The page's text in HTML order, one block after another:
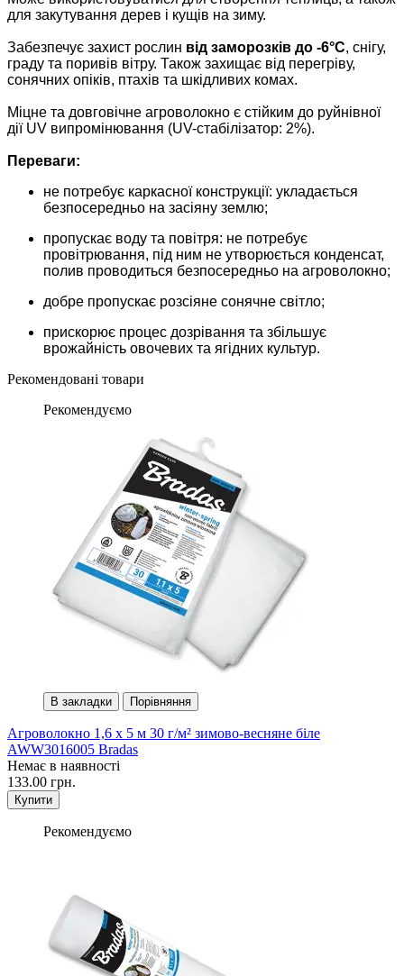
для закутування дерев і кущів на зиму.
Забезпечує захист рослин від заморозків до -6°C, снігу,
граду та поривів вітру. Також захищає від перегріву,
сонячних опіків, птахів та шкідливих комах.
Міцне та довговічне агроволокно є стійким до руйнівної
дії UV випромінювання (UV-стабілізатор: 2%).
Переваги:
не потребує каркасної конструкції: укладається
безпосередньо на засіяну землю;
пропускає воду та повітря: не потребує
провітрювання, під ним не утворюється конденсат,
полив проводиться безпосередньо на агроволокно;
добре пропускає розсіяне сонячне світло;
прискорює процес дозрівання та збільшує
врожайність овочевих та ягідних культур.
Рекомендовані товари
Рекомендуємо
В закладки Порівняння
Агроволокно 1,6 х 5 м 30 г/м² зимово-весняне біле
AWW3016005 Bradas
Немає в наявності
133.00 грн.
Купити
Рекомендуємо